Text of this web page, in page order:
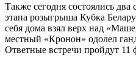
Также сегодня состоялись
этапа розыгрыша Кубка
себя дома взял верх над
местный «Кронон» одолел
Ответные встречи пройдут 11